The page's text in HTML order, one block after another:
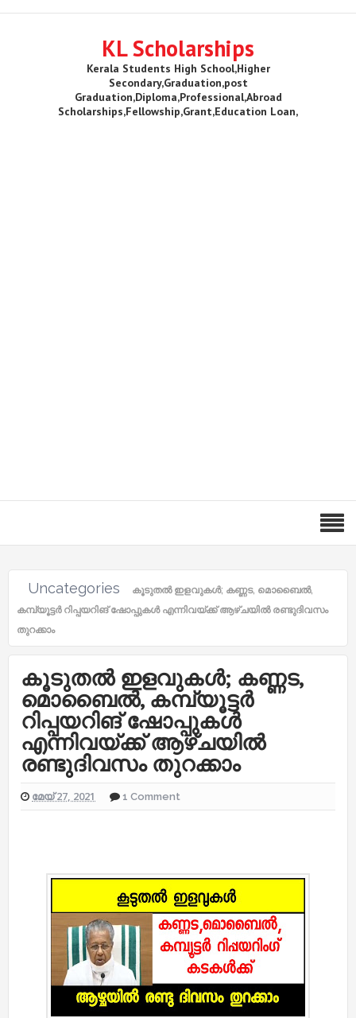
KL Scholarships
Kerala Students High School,Higher
Secondary,Graduation,post
Graduation,Diploma,Professional,Abroad
Scholarships,Fellowship,Grant,Education Loan,
Uncategories
കൂടുതൽ ഇളവുകൾ; കണ്ണട, മൊബൈൽ,
കമ്പ്യൂട്ടർ റിപ്പയറിങ് ഷോപ്പുകൾ എന്നിവയ്ക്ക് ആഴ്ചയിൽ രണ്ടുദിവസം
തുറക്കാം
കൂടുതൽ ഇളവുകൾ; കണ്ണട,
മൊബൈൽ, കമ്പ്യൂട്ടർ
റിപ്പയറിങ് ഷോപ്പുകൾ
എന്നിവയ്ക്ക് ആഴ്ചയിൽ
രണ്ടുദിവസം തുറക്കാം
മേയ് 27, 2021 1 Comment